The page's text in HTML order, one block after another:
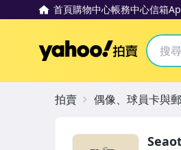
首頁購物中心帳務中心信箱
Yahoo
拍賣 偶像、球員卡與